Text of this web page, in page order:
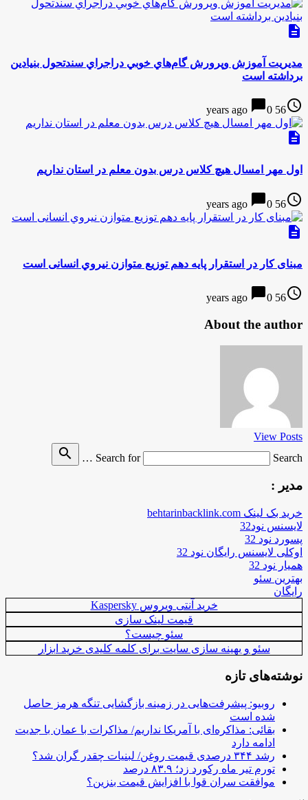
description
مديريت آموزش وپرورش گام‌هاي خوبي دراجراي سندتحول بنيادين
برداشته است
access_time
56 years ago
chat_bubble0
description
اول مهر امسال هیچ کلاس درس بدون معلم در استان نداریم
access_time
56 years ago
chat_bubble0
description
مبنای کار در استقرار پایه دهم توزیع متوازن نيروي انسانی است
access_time
56 years ago
chat_bubble0
About the author
View Posts
Search for
Search …
search
مدیر :
خرید بک لینک behtarinbacklink.com
لایسنس نود32
پسورد نود 32
اوکلی لایسنس رایگان نود 32
همیار نود 32
بهترین سئو
رایگان
خرید آنتی ویروس Kaspersky
قیمت لینک سازی
سئو چیست؟
سئو و بهینه سازی سایت برای کلمه کلیدی خرید ابزار
نوشته‌های تازه
روبیو: پیشرفت‌هایی در زمینه بازگشایی تنگه هرمز حاصل
شده است
بقائی: مذاکره‌ای با آمریکا نداریم/ مذاکرات با عمان با جدیت
ادامه دارد
رشد ۳۴۴ درصدی قیمت روغن/ لبنیات چقدر گران شد؟
تورم تیر ماه رکورد زد؛ ۸۳.۹ درصد
موافقت سران قوا با افزایش قیمت بنزین؟